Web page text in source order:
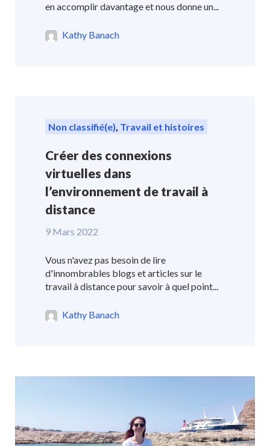
en accomplir davantage et nous donne un...
Kathy Banach
Non classifié(e), Travail et histoires
Créer des connexions
virtuelles dans
l’environnement de travail à
distance
9 Mars 2022
Vous n'avez pas besoin de lire
d'innombrables blogs et articles sur le
travail à distance pour savoir à quel point...
Kathy Banach